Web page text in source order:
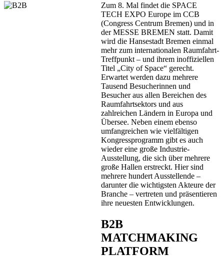
Zum 8. Mal findet die SPACE
TECH EXPO Europe im CCB
(Congress Centrum Bremen) und in
der MESSE BREMEN statt. Damit
wird die Hansestadt Bremen einmal
mehr zum internationalen Raumfahrt-
Treffpunkt – und ihrem inoffiziellen
Titel „City of Space“ gerecht.
Erwartet werden dazu mehrere
Tausend Besucherinnen und
Besucher aus allen Bereichen des
Raumfahrtsektors und aus
zahlreichen Ländern in Europa und
Übersee. Neben einem ebenso
umfangreichen wie vielfältigen
Kongressprogramm gibt es auch
wieder eine große Industrie-
Ausstellung, die sich über mehrere
große Hallen erstreckt. Hier sind
mehrere hundert Ausstellende –
darunter die wichtigsten Akteure der
Branche – vertreten und präsentieren
ihre neuesten Entwicklungen.
B2B
MATCHMAKING
PLATFORM